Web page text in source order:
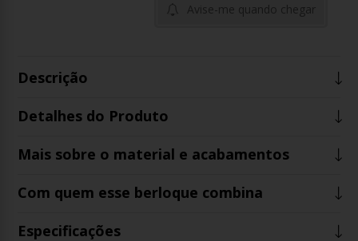
Avise-me quando chegar
Descrição
Detalhes do Produto
Mais sobre o material e acabamentos
Com quem esse berloque combina
Especificações